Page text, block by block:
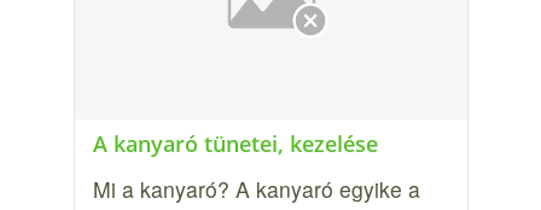
A kanyaró tünetei, kezelése
Mi a kanyaró? A kanyaró egyike a